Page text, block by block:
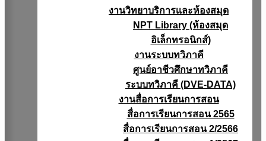
งานวิทยาบริการเเละห้องสมุด
NPT Library (ห้องสมุด
อิเล็กทรอนิกส์)
งานระบบทวิภาคี
ศูนย์อาชีวศึกษาทวิภาคี
ระบบทวิภาคี (DVE-DATA)
งานสื่อการเรียนการสอน
สื่อการเรียนการสอน 2565
สื่อการเรียนการสอน 2/2566